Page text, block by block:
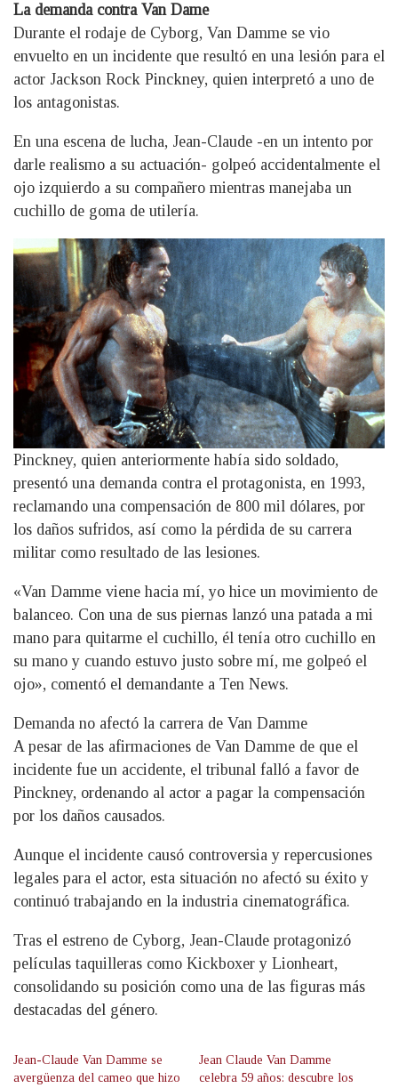
La demanda contra Van Dame
Durante el rodaje de Cyborg, Van Damme se vio
envuelto en un incidente que resultó en una lesión para el
actor Jackson Rock Pinckney, quien interpretó a uno de
los antagonistas.
En una escena de lucha, Jean-Claude -en un intento por
darle realismo a su actuación- golpeó accidentalmente el
ojo izquierdo a su compañero mientras manejaba un
cuchillo de goma de utilería.
Pinckney, quien anteriormente había sido soldado,
presentó una demanda contra el protagonista, en 1993,
reclamando una compensación de 800 mil dólares, por
los daños sufridos, así como la pérdida de su carrera
militar como resultado de las lesiones.
«Van Damme viene hacia mí, yo hice un movimiento de
balanceo. Con una de sus piernas lanzó una patada a mi
mano para quitarme el cuchillo, él tenía otro cuchillo en
su mano y cuando estuvo justo sobre mí, me golpeó el
ojo», comentó el demandante a Ten News.
Demanda no afectó la carrera de Van Damme
A pesar de las afirmaciones de Van Damme de que el
incidente fue un accidente, el tribunal falló a favor de
Pinckney, ordenando al actor a pagar la compensación
por los daños causados.
Aunque el incidente causó controversia y repercusiones
legales para el actor, esta situación no afectó su éxito y
continuó trabajando en la industria cinematográfica.
Tras el estreno de Cyborg, Jean-Claude protagonizó
películas taquilleras como Kickboxer y Lionheart,
consolidando su posición como una de las figuras más
destacadas del género.
Jean-Claude Van Damme se
avergüenza del cameo que hizo
Jean Claude Van Damme
celebra 59 años: descubre los